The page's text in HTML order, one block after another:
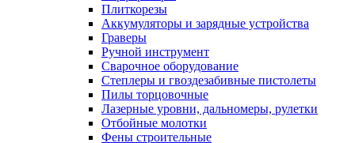
Плиткорезы
Аккумуляторы и зарядные устройства
Граверы
Ручной инструмент
Сварочное оборудование
Степлеры и гвоздезабивные пистолеты
Пилы торцовочные
Лазерные уровни, дальномеры, рулетки
Отбойные молотки
Фены строительные